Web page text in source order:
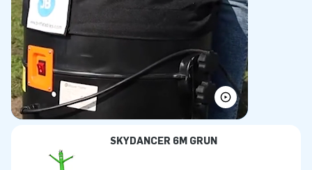
SKYDANCER 6M GRÜN